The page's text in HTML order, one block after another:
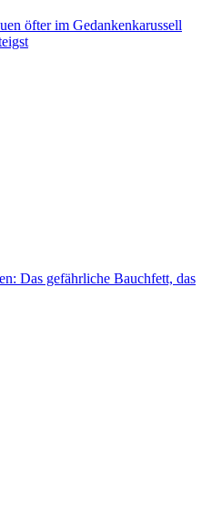
öfter im Gedankenkarussell
Das gefährliche Bauchfett, das